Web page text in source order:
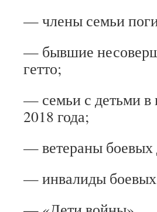
— члены семьи
— бывшие
гетто;
— семьи с детьми в
2018 года;
— ветераны боевых
— инвалиды боевых